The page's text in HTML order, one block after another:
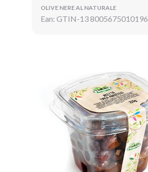
OLIVE NERE AL NATURALE
Ean: GTIN-13 8005675010196